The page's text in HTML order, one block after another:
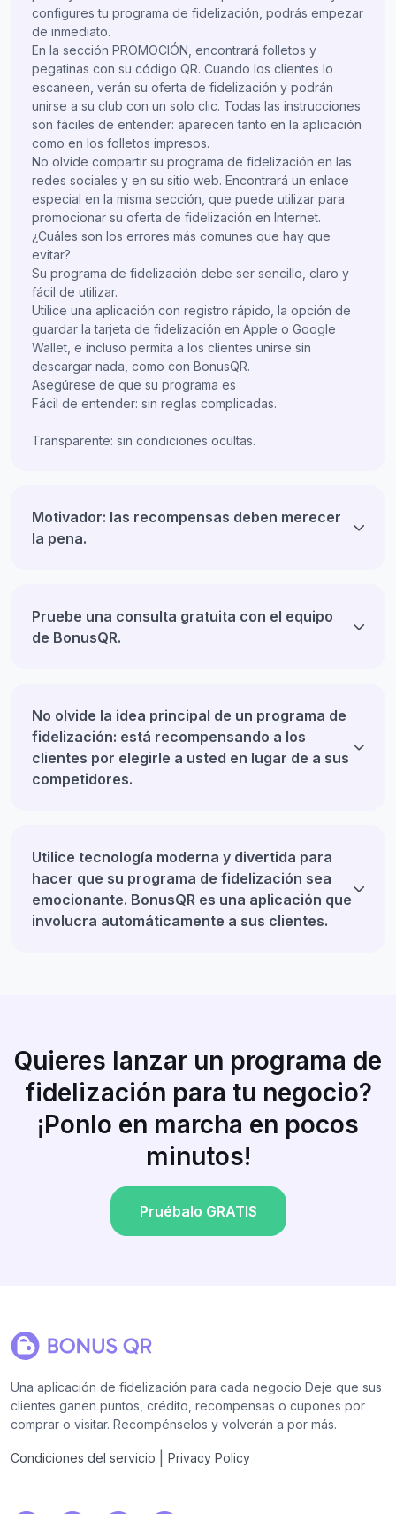
configures tu programa de fidelización, podrás empezar
de inmediato.
En la sección PROMOCIÓN, encontrará folletos y
pegatinas con su código QR. Cuando los clientes lo
escaneen, verán su oferta de fidelización y podrán
unirse a su club con un solo clic. Todas las instrucciones
son fáciles de entender: aparecen tanto en la aplicación
como en los folletos impresos.
No olvide compartir su programa de fidelización en las
redes sociales y en su sitio web. Encontrará un enlace
especial en la misma sección, que puede utilizar para
promocionar su oferta de fidelización en Internet.
¿Cuáles son los errores más comunes que hay que
evitar?
Su programa de fidelización debe ser sencillo, claro y
fácil de utilizar.
Utilice una aplicación con registro rápido, la opción de
guardar la tarjeta de fidelización en Apple o Google
Wallet, e incluso permita a los clientes unirse sin
descargar nada, como con BonusQR.
Asegúrese de que su programa es
Fácil de entender: sin reglas complicadas.
Transparente: sin condiciones ocultas.
Motivador: las recompensas deben merecer
la pena.
Pruebe una consulta gratuita con el equipo
de BonusQR.
No olvide la idea principal de un programa de
fidelización: está recompensando a los
clientes por elegirle a usted en lugar de a sus
competidores.
Utilice tecnología moderna y divertida para
hacer que su programa de fidelización sea
emocionante. BonusQR es una aplicación que
involucra automáticamente a sus clientes.
Quieres lanzar un programa de
fidelización para tu negocio?
¡Ponlo en marcha en pocos
minutos!
Pruébalo GRATIS
Una aplicación de fidelización para cada negocio Deje que sus
clientes ganen puntos, crédito, recompensas o cupones por
comprar o visitar. Recompénselos y volverán a por más.
Condiciones del servicio Privacy Policy